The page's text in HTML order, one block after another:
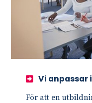
Vi anpassar
För att en